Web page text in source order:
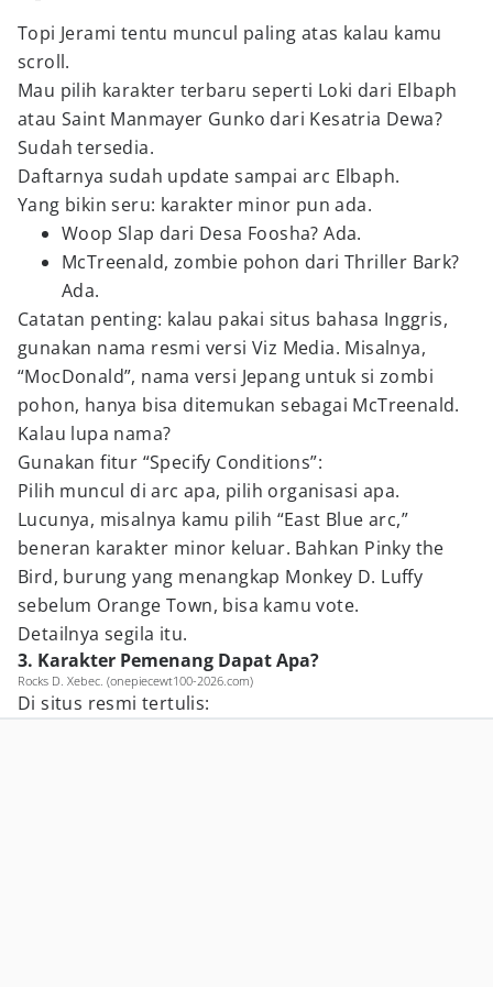
Topi Jerami tentu muncul paling atas kalau kamu
scroll.
Mau pilih karakter terbaru seperti Loki dari Elbaph
atau Saint Manmayer Gunko dari Kesatria Dewa?
Sudah tersedia.
Daftarnya sudah update sampai arc Elbaph.
Yang bikin seru: karakter minor pun ada.
Woop Slap dari Desa Foosha? Ada.
McTreenald, zombie pohon dari Thriller Bark?
Ada.
Catatan penting: kalau pakai situs bahasa Inggris,
gunakan nama resmi versi Viz Media. Misalnya,
“MocDonald”, nama versi Jepang untuk si zombi
pohon, hanya bisa ditemukan sebagai McTreenald.
Kalau lupa nama?
Gunakan fitur “Specify Conditions”:
Pilih muncul di arc apa, pilih organisasi apa.
Lucunya, misalnya kamu pilih “East Blue arc,”
beneran karakter minor keluar. Bahkan Pinky the
Bird, burung yang menangkap Monkey D. Luffy
sebelum Orange Town, bisa kamu vote.
Detailnya segila itu.
3. Karakter Pemenang Dapat Apa?
Rocks D. Xebec. (onepiecewt100-2026.com)
Di situs resmi tertulis: